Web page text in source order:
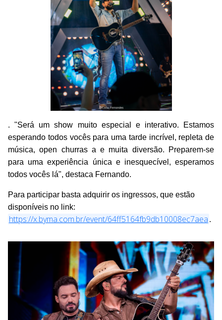
. "Será um show muito especial e interativo. Estamos
esperando todos vocês para uma tarde incrível, repleta de
música, open churras a e muita diversão. Preparem-se
para uma experiência única e inesquecível, esperamos
todos vocês lá", destaca Fernando.
Para participar basta adquirir os ingressos, que estão
disponíveis no link:
https://x.byma.com.br/event/64ff5164fb9db10008ec7aea .